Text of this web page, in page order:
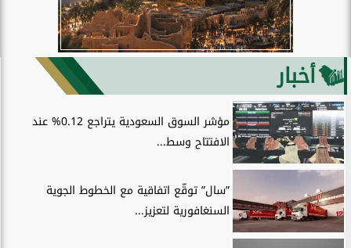
أخبار
مؤشر السوق السعودية يتراجع 0.12% عند
الافتتاح وسط...
”سال” توقّع اتفاقية مع الخطوط الجوية
السنغافورية لتعزيز...